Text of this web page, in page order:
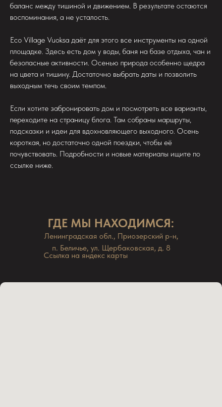
баланс между тишиной и движением. В результате остаются
воспоминания, а не усталость.
Eco Village Vuoksa даёт для этого все инструменты на одной
площадке. Здесь есть дом у воды, баня на базе отдыха, чан и
безопасные активности. Осенью природа особенно щедра
на цвета и тишину. Достаточно выбрать даты и позволить
выходным течь своим темпом.
Если хотите забронировать дом и посмотреть все варианты,
переходите на страницу блога. Там собраны маршруты,
подсказки и идеи для вдохновляющего выходного. Осень
короткая, но достаточно одной поездки, чтобы её
почувствовать. Подробности и новые материалы ищите по
ссылке ниже.
ГДЕ МЫ НАХОДИМСЯ:
Ссылка на яндекс карты
Ленинградская обл., Приозерский р-н,
п. Беличье, ул. Щербаковская, д. 8